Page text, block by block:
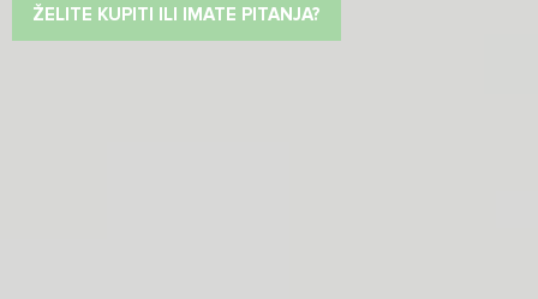
ŽELITE KUPITI ILI IMATE PITANJA?